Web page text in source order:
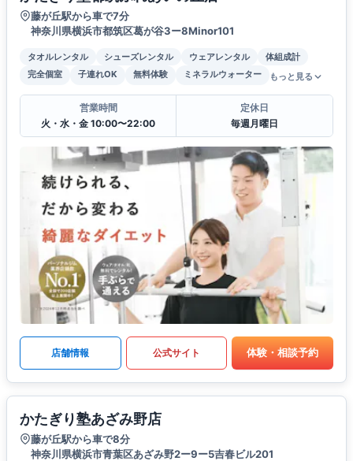
藤が丘駅から車で7分
神奈川県横浜市都筑区葛が谷3ー8Minor101
タオルレンタル シューズレンタル ウェアレンタル
体組成計
完全個室
子連れOK 無料体験 ミネラルウォーター もっと見る
営業時間
火・水・金 10:00〜22:00
定休日
毎週月曜日
店舗情報 公式サイト 体験・相談予約
かたぎり塾あざみ野店
藤が丘駅から車で8分
神奈川県横浜市青葉区あざみ野2ー9ー5吉春ビル201